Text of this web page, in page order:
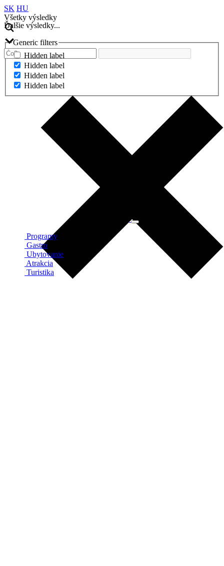
SK HU
Všetky výsledky
Ďalšie výsledky...
Generic filters
Hidden label
Hidden label
Hidden label
Hidden label
Programy
Gastro
Ubytovanie
Atrakcia
Turistika